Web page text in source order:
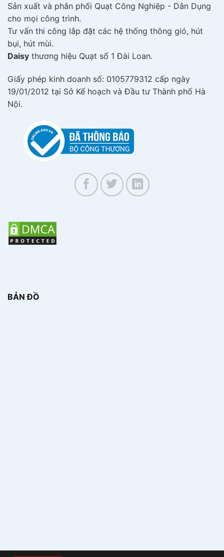
Sản xuất và phân phối Quạt Công Nghiệp - Dân Dụng
cho mọi công trình.
Tư vấn thi công lắp đặt các hệ thống thông gió, hút
bụi, hút mùi.
Daisy thương hiệu Quạt số 1 Đài Loan.
Giấy phép kinh doanh số: 0105779312 cấp ngày
19/01/2012 tại Sở Kế hoạch và Đầu tư Thành phố Hà
Nội.
BẢN ĐỒ